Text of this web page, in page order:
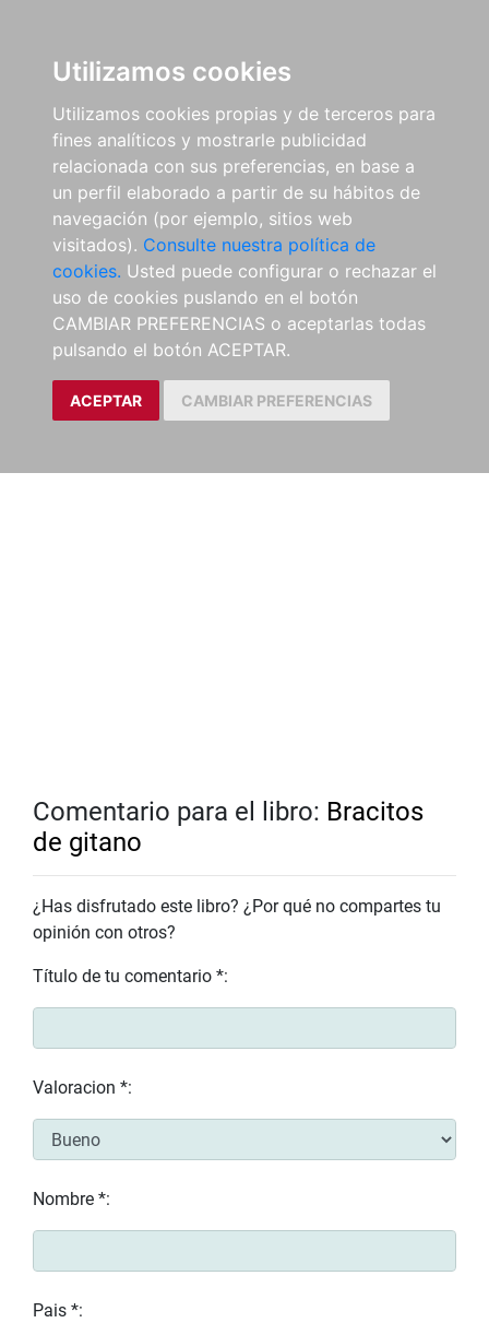
Utilizamos cookies
Utilizamos cookies propias y de terceros para
fines analíticos y mostrarle publicidad
relacionada con sus preferencias, en base a
un perfil elaborado a partir de su hábitos de
navegación (por ejemplo, sitios web
visitados). Consulte nuestra política de
cookies. Usted puede configurar o rechazar el
uso de cookies puslando en el botón
CAMBIAR PREFERENCIAS o aceptarlas todas
pulsando el botón ACEPTAR.
ACEPTAR CAMBIAR PREFERENCIAS
Comentario para el libro: Bracitos
de gitano
¿Has disfrutado este libro? ¿Por qué no compartes tu
opinión con otros?
Título de tu comentario *:
Valoracion *:
Nombre *:
Pais *: